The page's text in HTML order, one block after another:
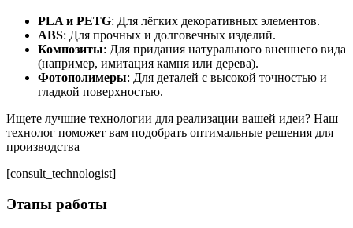
PLA и PETG: Для лёгких декоративных элементов.
ABS: Для прочных и долговечных изделий.
Композиты: Для придания натурального внешнего вида
(например, имитация камня или дерева).
Фотополимеры: Для деталей с высокой точностью и
гладкой поверхностью.
Ищете лучшие технологии для реализации вашей идеи? Наш
технолог поможет вам подобрать оптимальные решения для
производства
[consult_technologist]
Этапы работы